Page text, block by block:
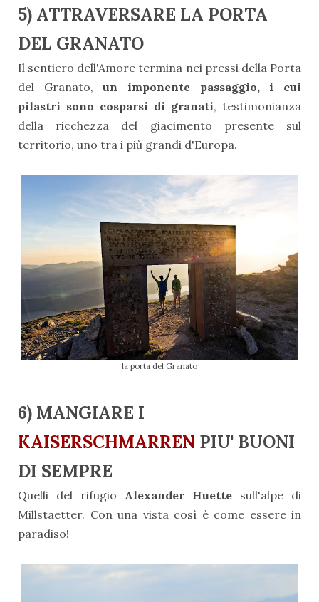
5) ATTRAVERSARE LA PORTA
DEL GRANATO
Il sentiero dell'Amore termina nei pressi della Porta
del Granato, un imponente passaggio, i cui
pilastri sono cosparsi di granati, testimonianza
della ricchezza del giacimento presente sul
territorio, uno tra i più grandi d'Europa.
la porta del Granato
6) MANGIARE I
KAISERSCHMARREN PIU' BUONI
DI SEMPRE
Quelli del rifugio Alexander Huette sull'alpe di
Millstaetter. Con una vista così è come essere in
paradiso!